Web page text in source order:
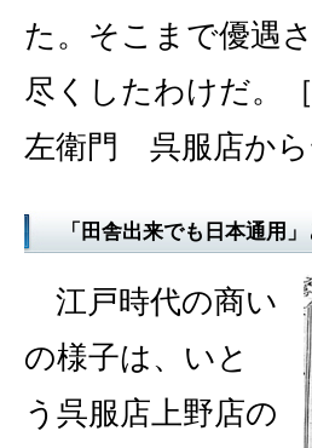
た。そこまで優遇
尽くしたわけだ。
左衛門 呉服店から
「田舎出来でも日本通用
江戸時代の商い
の様子は、いと
う呉服店上野店の